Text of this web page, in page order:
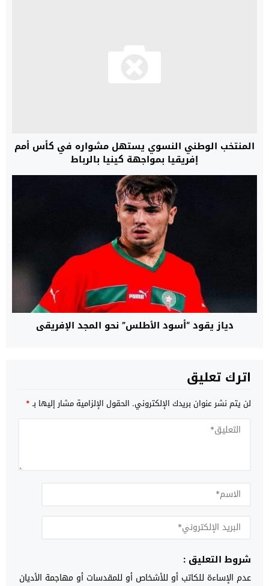
المنتخب الوطني النسوي يستهل مشواره في كأس أمم
إفريقيا بمواجهة كينيا بالرباط
دياز يقود “أسود الأطلس” نحو المجد الإفريقي
اترك تعليق
لن يتم نشر عنوان بريدك الإلكتروني.الحقول الإلزامية مشار إليها بـ*
شروط التعليق :
عدم الإساءة للكاتب أو للأشخاص أو للمقدسات أو مهاجمة الأديان